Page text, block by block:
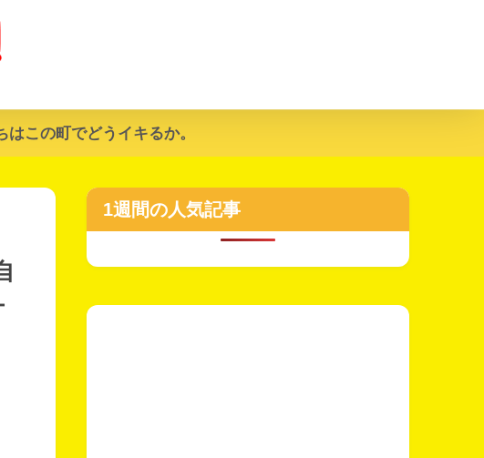
この町でどうイキるか。
1週間の人気記事